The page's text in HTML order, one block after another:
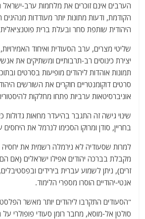
הערבים אינם זוכרים את מלחמות ערב-
הקודמת, ודעות מתונות יותר מעודדות
היהודית שותפת סחר ובעלת ברית פוטנציאלית
שליטי מצרים, ערב הסעודית ואיחוד
יצירת כינוסים רב-תרבותיים ומשתיקים את
תמונות אוהדות ליהודים מופיעות בסרטים
סרטים דוקומנטריים חוקרים את השורשים
אוניברסיטאות ערביות פתחו מחלקות
שינוי גישה זה התגבר בהיעדר מחאות גדולות
בחריין, סודן ומרוקו הסכימו לנרמל את היחסים
למרות שסעודיה לא נירמלה רשמית את
מקבלת בברכה יהודים אפילו ישראלים (אם הם
זרים), ניתן לשמוע עברית בירידים
אנטי-יהודיים הוסרו מספרי הלימוד.
"הסעודים התקרבו ליהודים יותר מאשר
סולטן אל-מוסא, מחבר רומן סעודי פופולרי על